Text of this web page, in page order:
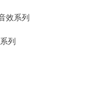
效系列
列